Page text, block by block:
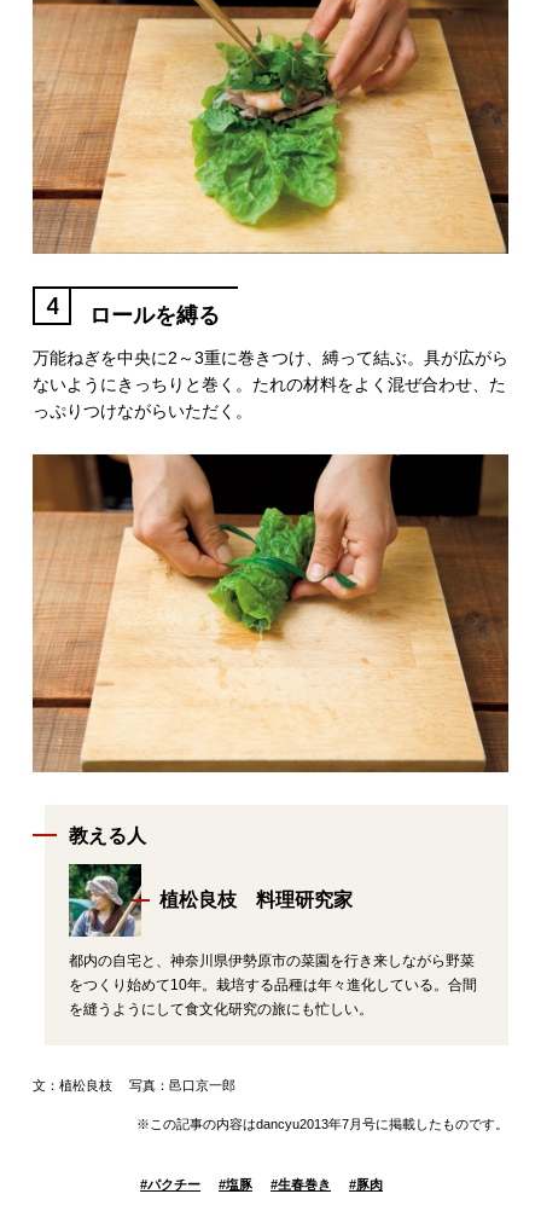
4 ロールを縛る
万能ねぎを中央に2～3重に巻きつけ、縛って結ぶ。具が広がら
ないようにきっちりと巻く。たれの材料をよく混ぜ合わせ、た
っぷりつけながらいただく。
教える人
植松良枝 料理研究家
都内の自宅と、神奈川県伊勢原市の菜園を行き来しながら野菜
をつくり始めて10年。栽培する品種は年々進化している。合間
を縫うようにして食文化研究の旅にも忙しい。
文：植松良枝 写真：邑口京一郎
※この記事の内容はdancyu2013年7月号に掲載したものです。
#パクチー #塩豚 #生春巻き #豚肉